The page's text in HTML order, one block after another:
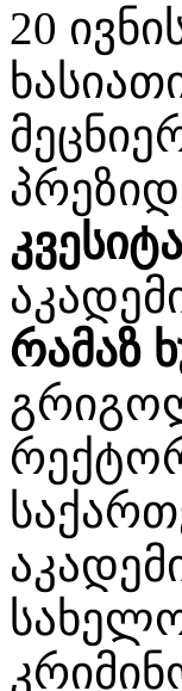
20
რამაზ